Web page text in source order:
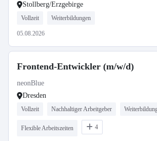
Stollberg/Erzgebirge
Vollzeit Weiterbildungen
05.08.2026
Frontend-Entwickler (m/w/d)
neonBlue
Dresden
Vollzeit Nachhaltiger Arbeitgeber
Flexible Arbeitszeiten 4